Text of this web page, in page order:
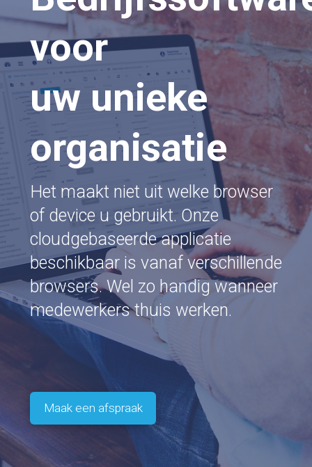
voor
uw unieke
organisatie
Het maakt niet uit welke browser
of device u gebruikt. Onze
cloudgebaseerde applicatie
beschikbaar is vanaf verschillende
browsers. Wel zo handig wanneer
medewerkers thuis werken.
Maak een afspraak